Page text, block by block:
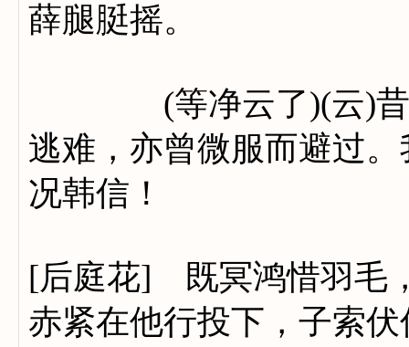
薛腿脡摇。
(等净云了)(云)昔日
逃难，亦曾微服而避过
况韩信！
[后庭花] 既冥鸿惜羽毛
赤紧在他行投下，子索